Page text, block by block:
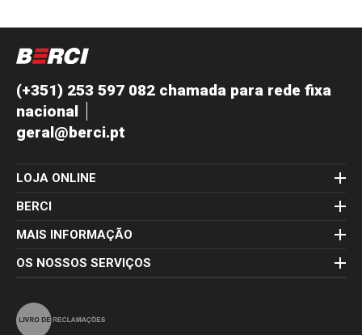
(+351) 253 597 082 chamada para rede fixa
nacional
geral@berci.pt
LOJA ONLINE
BERCI
MAIS INFORMAÇÃO
OS NOSSOS SERVIÇOS